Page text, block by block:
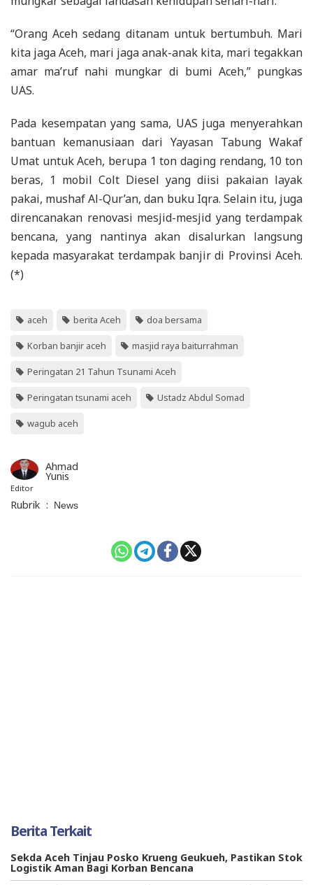
“Orang Aceh sedang ditanam untuk bertumbuh. Mari
kita jaga Aceh, mari jaga anak-anak kita, mari tegakkan
amar ma’ruf nahi mungkar di bumi Aceh,” pungkas
UAS.
Pada kesempatan yang sama, UAS juga menyerahkan
bantuan kemanusiaan dari Yayasan Tabung Wakaf
Umat untuk Aceh, berupa 1 ton daging rendang, 10 ton
beras, 1 mobil Colt Diesel yang diisi pakaian layak
pakai, mushaf Al-Qur’an, dan buku Iqra. Selain itu, juga
direncanakan renovasi mesjid-mesjid yang terdampak
bencana, yang nantinya akan disalurkan langsung
kepada masyarakat terdampak banjir di Provinsi Aceh.
(*)
aceh berita Aceh doa bersama
Korban banjir aceh masjid raya baiturrahman
Peringatan 21 Tahun Tsunami Aceh
Peringatan tsunami aceh Ustadz Abdul Somad
wagub aceh
Ahmad
Yunis
Editor
Rubrik : News
Berita Terkait
Sekda Aceh Tinjau Posko Krueng Geukueh, Pastikan Stok
Logistik Aman Bagi Korban Bencana